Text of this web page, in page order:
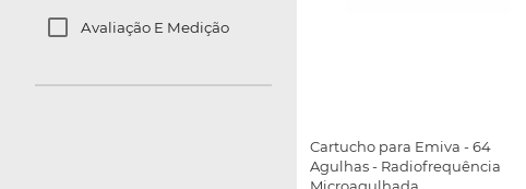
Avaliação E Medição
Cartucho para Emiva - 64
Agulhas - Radiofrequência